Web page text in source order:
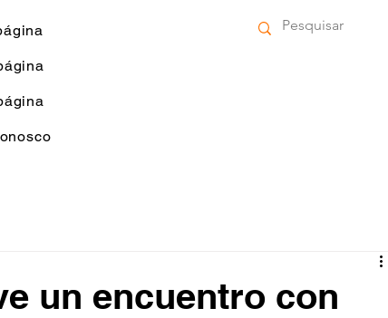
un encuentro con